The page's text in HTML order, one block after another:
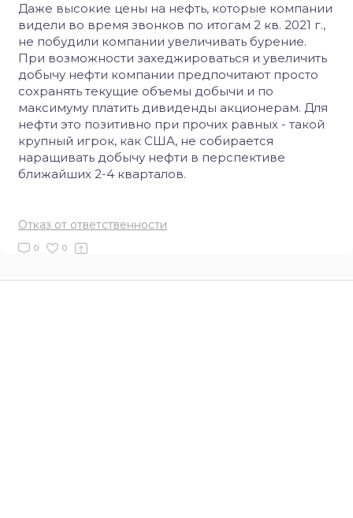
Даже высокие цены на нефть, которые компании
видели во время звонков по итогам 2 кв. 2021 г.,
не побудили компании увеличивать бурение.
При возможности захеджироваться и увеличить
добычу нефти компании предпочитают просто
сохранять текущие объемы добычи и по
максимуму платить дивиденды акционерам. Для
нефти это позитивно при прочих равных - такой
крупный игрок, как США, не собирается
наращивать добычу нефти в перспективе
ближайших 2-4 кварталов.
Отказ от ответственности
0 0